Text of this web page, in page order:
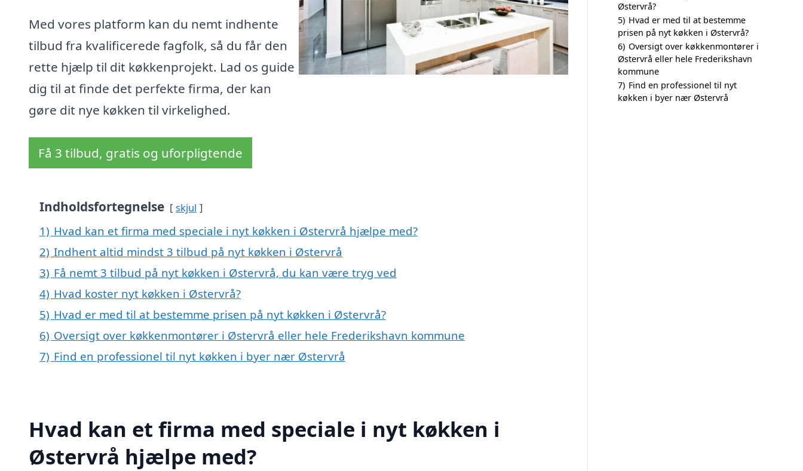
Med vores platform kan du nemt indhente
tilbud fra kvalificerede fagfolk, så du får den
rette hjælp til dit køkkenprojekt. Lad os guide
dig til at finde det perfekte firma, der kan
gøre dit nye køkken til virkelighed.
Få 3 tilbud, gratis og uforpligtende
Indholdsfortegnelse skjul
1) Hvad kan et firma med speciale i nyt køkken i Østervrå hjælpe med?
2) Indhent altid mindst 3 tilbud på nyt køkken i Østervrå
3) Få nemt 3 tilbud på nyt køkken i Østervrå, du kan være tryg ved
4) Hvad koster nyt køkken i Østervrå?
5) Hvad er med til at bestemme prisen på nyt køkken i Østervrå?
6) Oversigt over køkkenmontører i Østervrå eller hele Frederikshavn kommune
7) Find en professionel til nyt køkken i byer nær Østervrå
Hvad kan et firma med speciale i nyt køkken i
Østervrå hjælpe med?
Østervrå?
5) Hvad er med til at bestemme
prisen på nyt køkken i Østervrå?
6) Oversigt over køkkenmontører i
Østervrå eller hele Frederikshavn
kommune
7) Find en professionel til nyt
køkken i byer nær Østervrå